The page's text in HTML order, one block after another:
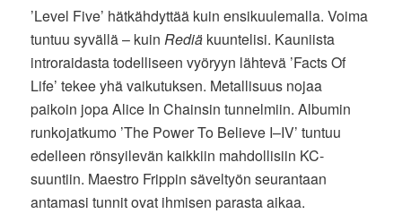
’Level Five’ hätkähdyttää kuin ensikuulemalla. Voima
tuntuu syvällä – kuinRediä kuuntelisi. Kauniista
introraidasta todelliseen vyöryyn lähtevä ’Facts Of
Life’ tekee yhä vaikutuksen. Metallisuus nojaa
paikoin jopa Alice In Chainsin tunnelmiin. Albumin
runkojatkumo ’The Power To Believe I–IV’ tuntuu
edelleen rönsyilevän kaikkiin mahdollisiin KC-
suuntiin. Maestro Frippin säveltyön seurantaan
antamasi tunnit ovat ihmisen parasta aikaa.